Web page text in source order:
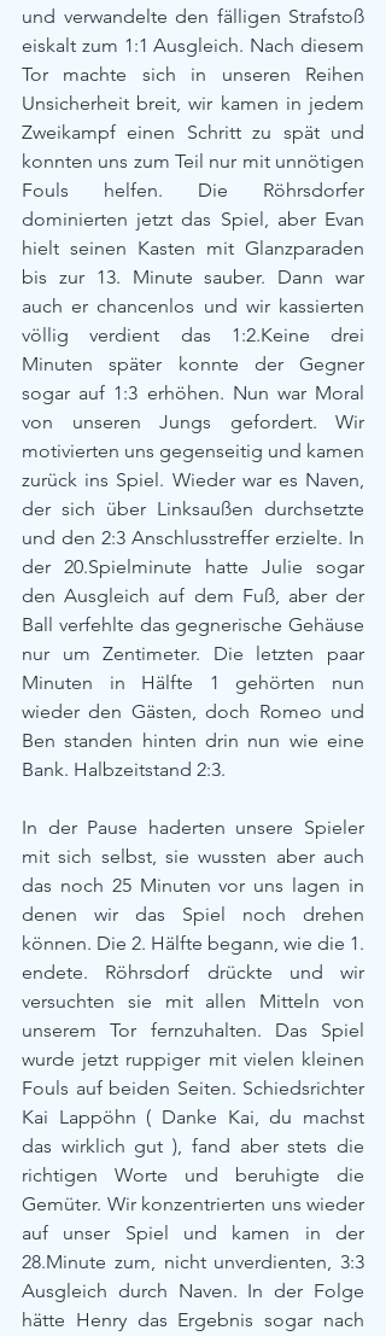
und verwandelte den fälligen Strafstoß
eiskalt zum 1:1 Ausgleich. Nach diesem
Tor machte sich in unseren Reihen
Unsicherheit breit, wir kamen in jedem
Zweikampf einen Schritt zu spät und
konnten uns zum Teil nur mit unnötigen
Fouls helfen. Die Röhrsdorfer
dominierten jetzt das Spiel, aber Evan
hielt seinen Kasten mit Glanzparaden
bis zur 13. Minute sauber. Dann war
auch er chancenlos und wir kassierten
völlig verdient das 1:2.Keine drei
Minuten später konnte der Gegner
sogar auf 1:3 erhöhen. Nun war Moral
von unseren Jungs gefordert. Wir
motivierten uns gegenseitig und kamen
zurück ins Spiel. Wieder war es Naven,
der sich über Linksaußen durchsetzte
und den 2:3 Anschlusstreffer erzielte. In
der 20.Spielminute hatte Julie sogar
den Ausgleich auf dem Fuß, aber der
Ball verfehlte das gegnerische Gehäuse
nur um Zentimeter. Die letzten paar
Minuten in Hälfte 1 gehörten nun
wieder den Gästen, doch Romeo und
Ben standen hinten drin nun wie eine
Bank. Halbzeitstand 2:3.
In der Pause haderten unsere Spieler
mit sich selbst, sie wussten aber auch
das noch 25 Minuten vor uns lagen in
denen wir das Spiel noch drehen
können. Die 2. Hälfte begann, wie die 1.
endete. Röhrsdorf drückte und wir
versuchten sie mit allen Mitteln von
unserem Tor fernzuhalten. Das Spiel
wurde jetzt ruppiger mit vielen kleinen
Fouls auf beiden Seiten. Schiedsrichter
Kai Lappöhn ( Danke Kai, du machst
das wirklich gut ), fand aber stets die
richtigen Worte und beruhigte die
Gemüter. Wir konzentrierten uns wieder
auf unser Spiel und kamen in der
28.Minute zum, nicht unverdienten, 3:3
Ausgleich durch Naven. In der Folge
hätte Henry das Ergebnis sogar nach